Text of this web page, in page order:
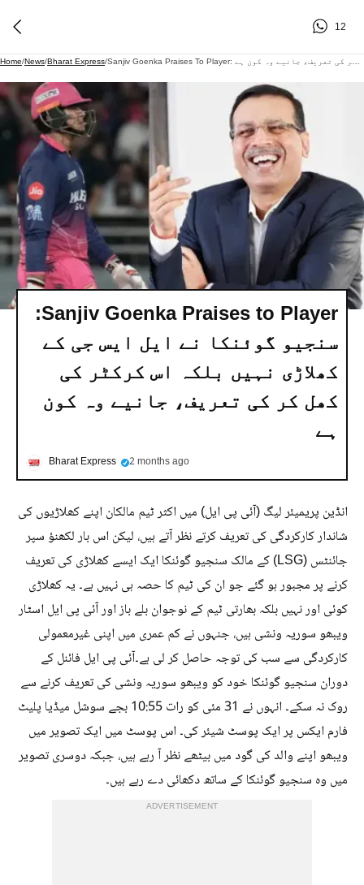
12
Home/News/Bharat Express/
Sanjiv Goenka Praises to Player:
سنجیو گوئنکا نے ایل ایس جی کے
کھلاڑی نہیں بلکہ اس کرکٹر کی
کھل کر کی تعریف، جانیے وہ کون
ہے
Bharat Express 2 months ago
انڈین پریمیئر لیگ (آئی پی ایل) میں اکثر ٹیم مالکان اپنے کھلاڑیوں کی
شاندار کارکردگی کی تعریف کرتے نظر آتے ہیں، لیکن اس بار لکھنؤ سپر
جائنٹس (LSG) کے مالک سنجیو گوئنکا ایک ایسے کھلاڑی کی تعریف
کرنے پر مجبور ہو گئے جو ان کی ٹیم کا حصہ ہی نہیں ہے۔ یہ کھلاڑی
کوئی اور نہیں بلکہ بھارتی ٹیم کے نوجوان بلے باز اور آئی پی ایل اسٹار
ویبھو سوریہ ونشی ہیں، جنہوں نے کم عمری میں اپنی غیرمعمولی
کارکردگی سے سب کی توجہ حاصل کر لی ہے۔آئی پی ایل فائنل کے
دوران سنجیو گوئنکا خود کو ویبھو سوریہ ونشی کی تعریف کرنے سے
روک نہ سکے۔ انہوں نے 31 مئی کو رات 10:55 بجے سوشل میڈیا پلیٹ
فارم ایکس پر ایک پوسٹ شیئر کی۔ اس پوسٹ میں ایک تصویر میں
ویبھو اپنے والد کی گود میں بیٹھے نظر آ رہے ہیں، جبکہ دوسری تصویر
میں وہ سنجیو گوئنکا کے ساتھ دکھائی دے رہے ہیں۔
ADVERTISEMENT